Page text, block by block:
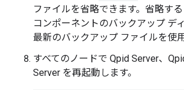
ファイルを省略できます。省略す
コンポーネントのバックアップ デ
最新のバックアップ ファイルを使用
すべてのノードで Qpid Server、
Server を再起動します。